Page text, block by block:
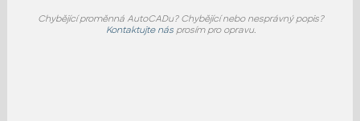
Chybějící proměnná AutoCADu? Chybějící nebo nesprávný popis?
Kontaktujte násprosím pro opravu.